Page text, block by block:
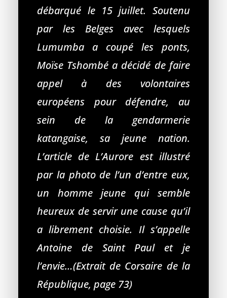
débarqué le 15 juillet. Soutenu
par les Belges avec lesquels
Lumumba a coupé les ponts,
Moïse Tshombé a décidé de faire
appel à des volontaires
européens pour défendre, au
sein de la gendarmerie
katangaise, sa jeune nation.
L’article de L’Aurore est illustré
par la photo de l’un d’entre eux,
un homme jeune qui semble
heureux de servir une cause qu’il
a librement choisie. Il s’appelle
Antoine de Saint Paul et je
l’envie…(Extrait de Corsaire de la
République, page 73)